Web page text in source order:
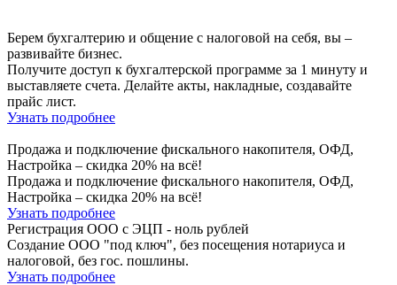
Берем бухгалтерию и общение с налоговой на себя, вы –
развивайте бизнес.
Получите доступ к бухгалтерской программе за 1 минуту и
выставляете счета. Делайте акты, накладные, создавайте
прайс лист.
Узнать подробнее
Продажа и подключение фискального накопителя, ОФД,
Настройка – скидка 20% на всё!
Продажа и подключение фискального накопителя, ОФД,
Настройка – скидка 20% на всё!
Узнать подробнее
Регистрация ООО с ЭЦП - ноль рублей
Создание ООО "под ключ", без посещения нотариуса и
налоговой, без гос. пошлины.
Узнать подробнее